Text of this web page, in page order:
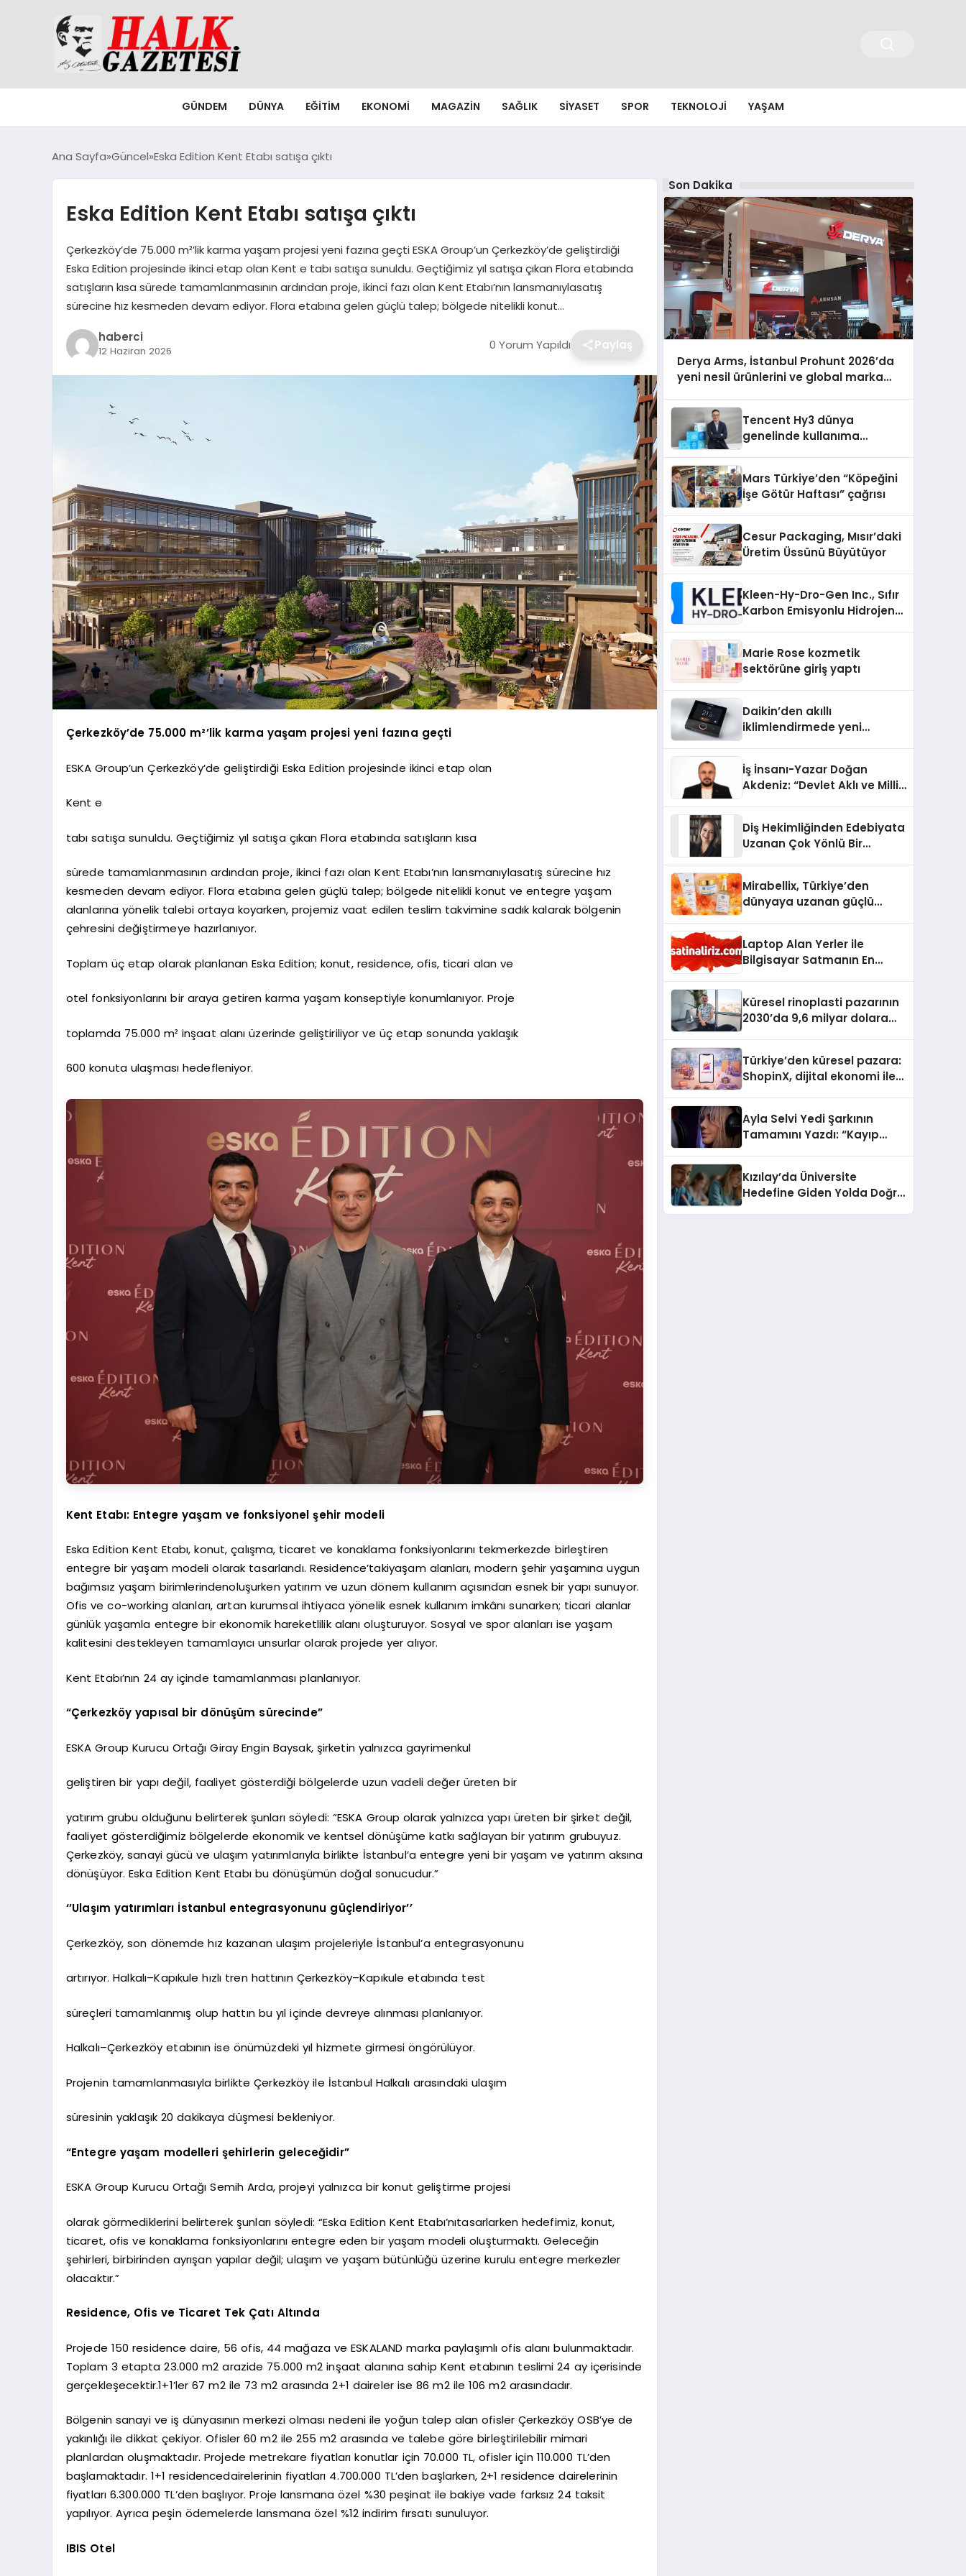
GÜNDEM DÜNYA EĞITIM EKONOMI MAGAZIN SAĞLIK SIYASET SPOR TEKNOLOJI YAŞAM
Ana Sayfa Güncel Eska Edition Kent Etabı satışa çıktı
Eska Edition Kent Etabı satışa çıktı
Çerkezköy’de 75.000 m²’lik karma yaşam projesi yeni fazına geçti ESKA Group’un Çerkezköy’de geliştirdiği
Eska Edition projesinde ikinci etap olan Kent e tabı satışa sunuldu. Geçtiğimiz yıl satışa çıkan Flora etabında
satışların kısa sürede tamamlanmasının ardından proje, ikinci fazı olan Kent Etabı’nın lansmanıylasatış
sürecine hız kesmeden devam ediyor. Flora etabına gelen güçlü talep; bölgede nitelikli konut…
haberci
12 Haziran 2026 0 Yorum Yapıldı Paylaş
Çerkezköy’de 75.000 m²’lik karma yaşam projesi yeni fazına geçti
ESKA Group’un Çerkezköy’de geliştirdiği Eska Edition projesinde ikinci etap olan
Kent e
tabı satışa sunuldu. Geçtiğimiz yıl satışa çıkan Flora etabında satışların kısa
sürede tamamlanmasının ardından proje, ikinci fazı olan Kent Etabı’nın lansmanıylasatış sürecine hız
kesmeden devam ediyor. Flora etabına gelen güçlü talep; bölgede nitelikli konut ve entegre yaşam
alanlarına yönelik talebi ortaya koyarken, projemiz vaat edilen teslim takvimine sadık kalarak bölgenin
çehresini değiştirmeye hazırlanıyor.
Toplam üç etap olarak planlanan Eska Edition; konut, residence, ofis, ticari alan ve
otel fonksiyonlarını bir araya getiren karma yaşam konseptiyle konumlanıyor. Proje
toplamda 75.000 m² inşaat alanı üzerinde geliştiriliyor ve üç etap sonunda yaklaşık
600 konuta ulaşması hedefleniyor.
Kent Etabı: Entegre yaşam ve fonksiyonel şehir modeli
Eska Edition Kent Etabı, konut, çalışma, ticaret ve konaklama fonksiyonlarını tekmerkezde birleştiren
entegre bir yaşam modeli olarak tasarlandı. Residence’takiyaşam alanları, modern şehir yaşamına uygun
bağımsız yaşam birimlerindenoluşurken yatırım ve uzun dönem kullanım açısından esnek bir yapı sunuyor.
Ofis ve co-working alanları, artan kurumsal ihtiyaca yönelik esnek kullanım imkânı sunarken; ticari alanlar
günlük yaşamla entegre bir ekonomik hareketlilik alanı oluşturuyor. Sosyal ve spor alanları ise yaşam
kalitesini destekleyen tamamlayıcı unsurlar olarak projede yer alıyor.
Kent Etabı’nın 24 ay içinde tamamlanması planlanıyor.
“Çerkezköy yapısal bir dönüşüm sürecinde”
ESKA Group Kurucu Ortağı Giray Engin Baysak, şirketin yalnızca gayrimenkul
geliştiren bir yapı değil, faaliyet gösterdiği bölgelerde uzun vadeli değer üreten bir
yatırım grubu olduğunu belirterek şunları söyledi: “ESKA Group olarak yalnızca yapı üreten bir şirket değil,
faaliyet gösterdiğimiz bölgelerde ekonomik ve kentsel dönüşüme katkı sağlayan bir yatırım grubuyuz.
Çerkezköy, sanayi gücü ve ulaşım yatırımlarıyla birlikte İstanbul’a entegre yeni bir yaşam ve yatırım aksına
dönüşüyor. Eska Edition Kent Etabı bu dönüşümün doğal sonucudur.”
‘’Ulaşım yatırımları İstanbul entegrasyonunu güçlendiriyor’’
Çerkezköy, son dönemde hız kazanan ulaşım projeleriyle İstanbul’a entegrasyonunu
artırıyor. Halkalı–Kapıkule hızlı tren hattının Çerkezköy–Kapıkule etabında test
süreçleri tamamlanmış olup hattın bu yıl içinde devreye alınması planlanıyor.
Halkalı–Çerkezköy etabının ise önümüzdeki yıl hizmete girmesi öngörülüyor.
Projenin tamamlanmasıyla birlikte Çerkezköy ile İstanbul Halkalı arasındaki ulaşım
süresinin yaklaşık 20 dakikaya düşmesi bekleniyor.
“Entegre yaşam modelleri şehirlerin geleceğidir”
ESKA Group Kurucu Ortağı Semih Arda, projeyi yalnızca bir konut geliştirme projesi
olarak görmediklerini belirterek şunları söyledi: “Eska Edition Kent Etabı’nıtasarlarken hedefimiz, konut,
ticaret, ofis ve konaklama fonksiyonlarını entegre eden bir yaşam modeli oluşturmaktı. Geleceğin
şehirleri, birbirinden ayrışan yapılar değil; ulaşım ve yaşam bütünlüğü üzerine kurulu entegre merkezler
olacaktır.”
Residence, Ofis ve Ticaret Tek Çatı Altında
Projede 150 residence daire, 56 ofis, 44 mağaza ve ESKALAND marka paylaşımlı ofis alanı bulunmaktadır.
Toplam 3 etapta 23.000 m2 arazide 75.000 m2 inşaat alanına sahip Kent etabının teslimi 24 ay içerisinde
gerçekleşecektir.1+1’ler 67 m2 ile 73 m2 arasında 2+1 daireler ise 86 m2 ile 106 m2 arasındadır.
Bölgenin sanayi ve iş dünyasının merkezi olması nedeni ile yoğun talep alan ofisler Çerkezköy OSB’ye de
yakınlığı ile dikkat çekiyor. Ofisler 60 m2 ile 255 m2 arasında ve talebe göre birleştirilebilir mimari
planlardan oluşmaktadır. Projede metrekare fiyatları konutlar için 70.000 TL, ofisler için 110.000 TL’den
başlamaktadır. 1+1 residencedairelerinin fiyatları 4.700.000 TL’den başlarken, 2+1 residence dairelerinin
fiyatları 6.300.000 TL’den başlıyor. Proje lansmana özel %30 peşinat ile bakiye vade farksız 24 taksit
yapılıyor. Ayrıca peşin ödemelerde lansmana özel %12 indirim fırsatı sunuluyor.
IBIS Otel
Son Dakika
Derya Arms, İstanbul Prohunt 2026’da
yeni nesil ürünlerini ve global marka
Tencent Hy3 dünya
genelinde kullanıma
Mars Türkiye’den “Köpeğini
İşe Götür Haftası” çağrısı
Cesur Packaging, Mısır’daki
Üretim Üssünü Büyütüyor
Kleen-Hy-Dro-Gen Inc., Sıfır
Karbon Emisyonlu Hidrojen
Aldı
Marie Rose kozmetik
sektörüne giriş yaptı
Daikin’den akıllı
iklimlendirmede yeni
İş İnsanı-Yazar Doğan
Akdeniz: “Devlet Aklı ve Milli
Diş Hekimliğinden Edebiyata
Uzanan Çok Yönlü Bir
Mirabellix, Türkiye’den
dünyaya uzanan güçlü
Laptop Alan Yerler ile
Bilgisayar Satmanın En
Küresel rinoplasti pazarının
2030’da 9,6 milyar dolara
Türkiye’den küresel pazara:
ShopinX, dijital ekonomi ile
Ayla Selvi Yedi Şarkının
Tamamını Yazdı: “Kayıp
Kızılay’da Üniversite
Hedefine Giden Yolda Doğru